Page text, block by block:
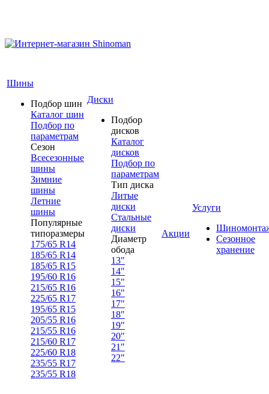
Шины
Подбор шин
Каталог шин
Подбор по
параметрам
Сезон
Всесезонные
шины
Зимние
шины
Летние
шины
Популярные
типоразмеры
175/65 R14
185/65 R14
185/65 R15
195/60 R16
215/65 R16
225/65 R17
195/65 R15
205/55 R16
215/55 R16
215/60 R17
225/60 R18
235/55 R17
235/55 R18
Диски
Подбор
дисков
Каталог
дисков
Подбор по
параметрам
Тип диска
Литые
диски
Стальные
диски
Диаметр
обода
13"
14"
15"
16"
17"
18"
19"
20"
21"
22"
Акции
Услуги
Сезонное
хранение